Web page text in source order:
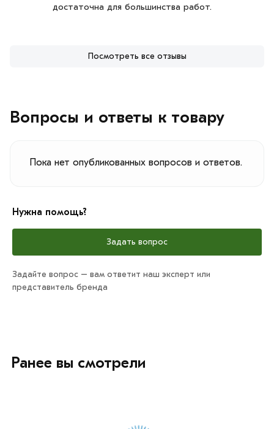
достаточна для большинства работ.
Посмотреть все отзывы
Вопросы и ответы к товару
Пока нет опубликованных вопросов и ответов.
Нужна помощь?
Задать вопрос
Задайте вопрос – вам ответит наш эксперт или
представитель бренда
Ранее вы смотрели